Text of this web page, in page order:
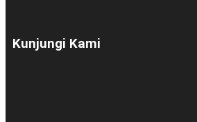
Kunjungi Kami